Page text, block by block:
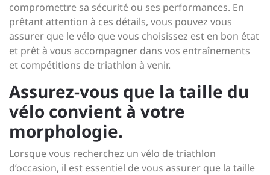
compromettre sa sécurité ou ses performances. En
prêtant attention à ces détails, vous pouvez vous
assurer que le vélo que vous choisissez est en bon état
et prêt à vous accompagner dans vos entraînements
et compétitions de triathlon à venir.
Assurez-vous que la taille du
vélo convient à votre
morphologie.
Lorsque vous recherchez un vélo de triathlon
d’occasion, il est essentiel de vous assurer que la taille